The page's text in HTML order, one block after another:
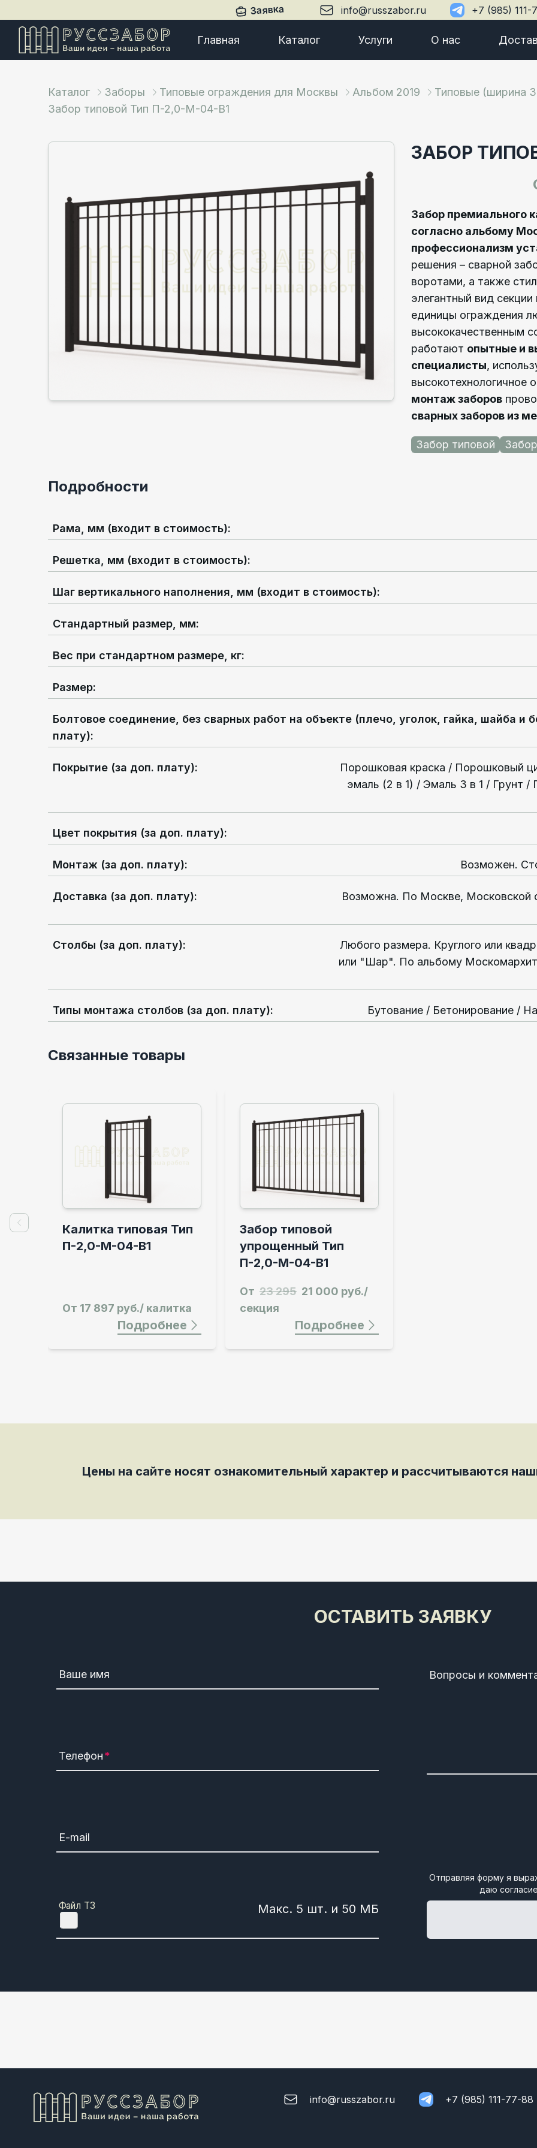
Заявка info@russzabor.ru +7 (985) 111-
Главная Каталог Услуги О нас
Каталог Заборы Типовые ограждения для Москвы Альбом 2019
Типовые (ширина
Забор типовой Тип П-2,0-М-04-В1
ЗАБОР
Забор премиального
согласно альбому
профессионализм
решения – сварной
воротами, а также
элегантный вид
единицы ограждения
высококачественным
работают опытные и
специалисты,
высокотехнологичное
монтаж заборов
сварных заборов из
Забор типовой
Подробности
Рама, мм (входит в стоимость):
Решетка, мм (входит в стоимость):
Шаг вертикального наполнения, мм (входит в стоимость):
Стандартный размер, мм:
Вес при стандартном размере, кг:
Размер:
Болтовое соединение, без сварных работ на объекте (плечо, уголок, гайка, шайба и
плату):
Покрытие (за доп. плату):
Порошковая краска / Порошковый
эмаль (2 в 1) / Эмаль 3 в 1 / Грунт
Цвет покрытия (за доп. плату):
Монтаж (за доп. плату): Возможен.
Доставка (за доп. плату): Возможна. По Москве, Московской
Столбы (за доп. плату):
Любого размера. Круглого или
или "Шар". По альбому
Типы монтажа столбов (за доп. плату): Бутование / Бетонирование /
Связанные товары
Калитка типовая Тип
П-2,0-М-04-В1
От 17 897 руб./ калитка
Подробнее
Забор типовой
упрощенный Тип
П-2,0-М-04-В1
От 23 295 21 000 руб./
секция
Подробнее
Previous slide
Цены на сайте носят ознакомительный характер и рассчитываются
ОСТАВИТЬ ЗАЯВКУ
Ваше имя
Телефон
E-mail
Файл ТЗ
Вопросы и
Отправляя форму я
даю
info@russzabor.ru +7 (985) 111-77-88